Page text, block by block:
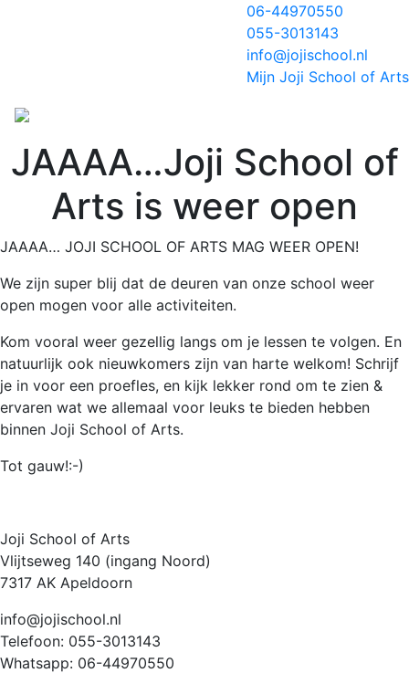
06-44970550
055-3013143
info@jojischool.nl
Mijn Joji School of Arts
JAAAA…Joji School of
Arts is weer open
JAAAA… JOJI SCHOOL OF ARTS MAG WEER OPEN!
We zijn super blij dat de deuren van onze school weer
open mogen voor alle activiteiten.
Kom vooral weer gezellig langs om je lessen te volgen. En
natuurlijk ook nieuwkomers zijn van harte welkom! Schrijf
je in voor een proefles, en kijk lekker rond om te zien &
ervaren wat we allemaal voor leuks te bieden hebben
binnen Joji School of Arts.
Tot gauw!:-)
Joji School of Arts
Vlijtseweg 140 (ingang Noord)
7317 AK Apeldoorn
info@jojischool.nl
Telefoon: 055-3013143
Whatsapp: 06-44970550